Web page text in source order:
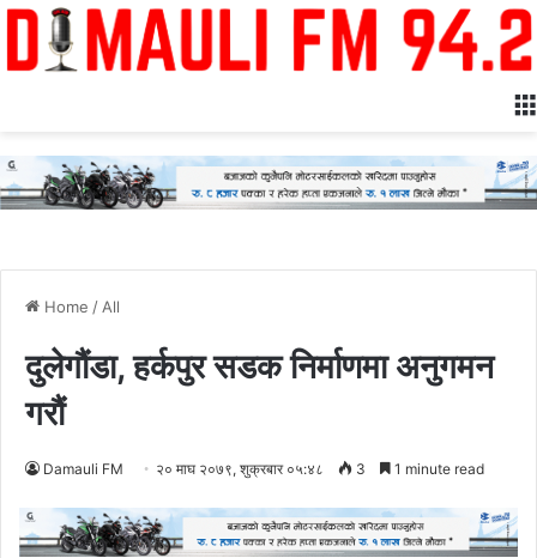
Home / All
दुलेगौंडा, हर्कपुर सडक निर्माणमा अनुगमन
गरौं
Damauli FM २० माघ २०७९, शुक्रबार ०५:४८ 3 1 minute read